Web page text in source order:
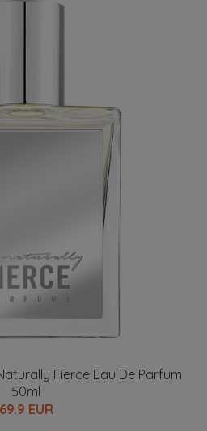
Fierce Eau De Parfum
50ml
69.9 EUR